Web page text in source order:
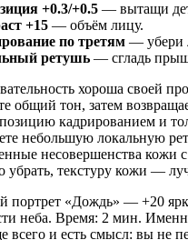
+0.3/+0.5 — вытащи
+15 — объём лицу.
по третям — убери
ретушь — сгладь
хороша своей
общий тон, затем
кадрированием и
небольшую локальную
несовершенства кожи
текстуру кожи —
портрет «Дождь» — +20
неба. Время: 2 мин.
всего и есть смысл: вы не